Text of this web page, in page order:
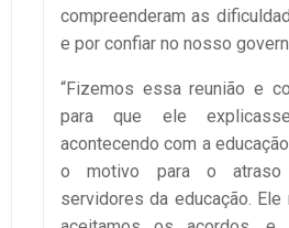
compreenderam as
e por confiar no nosso
“Fizemos essa reunião e
para que ele
acontecendo com a
o motivo para o
servidores da educação.